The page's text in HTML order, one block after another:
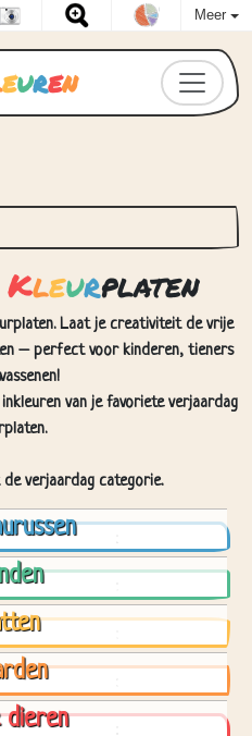
Meer
euren
Kleurplaten
Laat je creativiteit de vrije
– perfect voor kinderen, tieners
van je favoriete verjaardag
verjaardag categorie.
dieren